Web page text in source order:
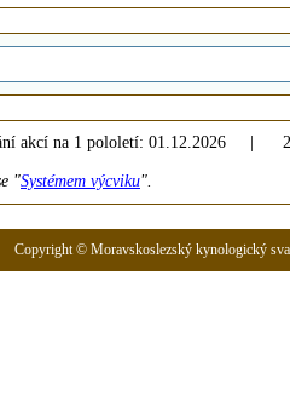
akcí na 1 pololetí: 01.12.2026 |
"Systémem výcviku".
Copyright © Moravskoslezský kynologický